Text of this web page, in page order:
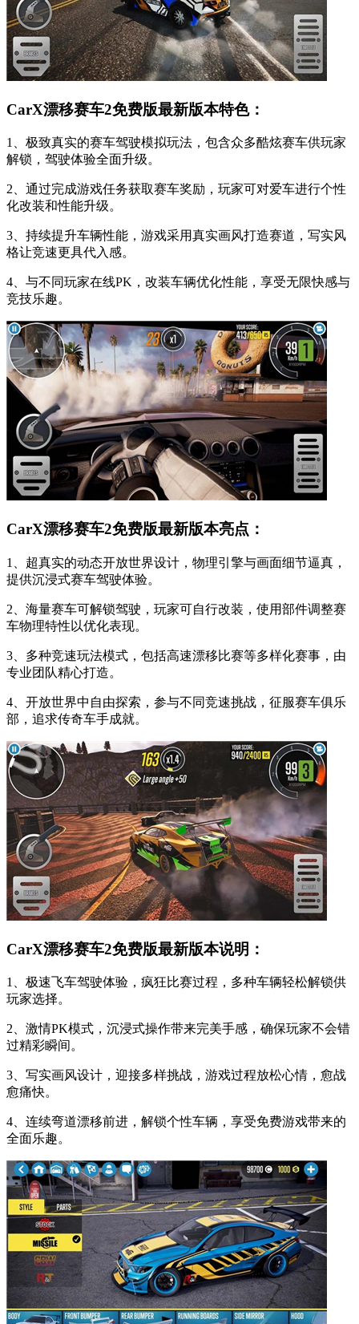
CarX漂移赛车2免费版最新版本特色：
1、极致真实的赛车驾驶模拟玩法，包含众多酷炫赛车供玩家
解锁，驾驶体验全面升级。
2、通过完成游戏任务获取赛车奖励，玩家可对爱车进行个性
化改装和性能升级。
3、持续提升车辆性能，游戏采用真实画风打造赛道，写实风
格让竞速更具代入感。
4、与不同玩家在线PK，改装车辆优化性能，享受无限快感与
竞技乐趣。
CarX漂移赛车2免费版最新版本亮点：
1、超真实的动态开放世界设计，物理引擎与画面细节逼真，
提供沉浸式赛车驾驶体验。
2、海量赛车可解锁驾驶，玩家可自行改装，使用部件调整赛
车物理特性以优化表现。
3、多种竞速玩法模式，包括高速漂移比赛等多样化赛事，由
专业团队精心打造。
4、开放世界中自由探索，参与不同竞速挑战，征服赛车俱乐
部，追求传奇车手成就。
CarX漂移赛车2免费版最新版本说明：
1、极速飞车驾驶体验，疯狂比赛过程，多种车辆轻松解锁供
玩家选择。
2、激情PK模式，沉浸式操作带来完美手感，确保玩家不会错
过精彩瞬间。
3、写实画风设计，迎接多样挑战，游戏过程放松心情，愈战
愈痛快。
4、连续弯道漂移前进，解锁个性车辆，享受免费游戏带来的
全面乐趣。